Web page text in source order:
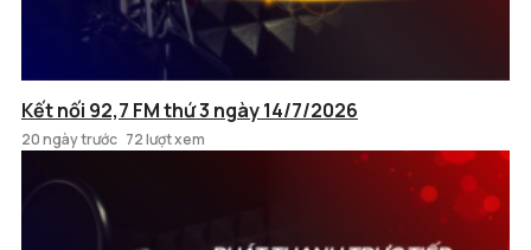
Kết nối 92,7 FM thứ 3 ngày 14/7/2026
20 ngày trước 72 lượt xem